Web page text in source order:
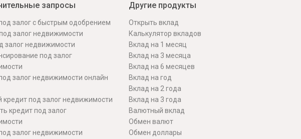
запросы
залог с быстрым одобрением
залог недвижимости
залог недвижимости
под залог
залог недвижимости онлайн
кредит под залог недвижимости
кредит под залог
залог недвижимости
Другие продукты
Открыть вклад
Калькулятор вкладов
Вклад на 1 месяц
Вклад на 3 месяца
Вклад на 6 месяцев
Вклад на год
Вклад на 2 года
Вклад на 3 года
Валютный вклад
Обмен валют
Обмен доллары